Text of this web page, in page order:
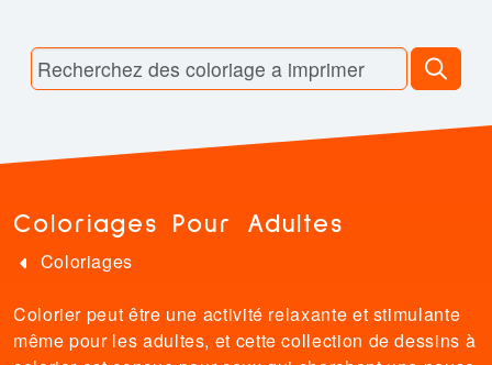
Coloriages Pour Adultes
Coloriages
Colorier peut être une activité relaxante et stimulante
même pour les adultes, et cette collection de dessins à